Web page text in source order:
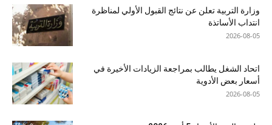
وزارة التربية تعلن عن نتائج القبول الأولي لمناظرة
انتداب الأساتذة
2026-08-05
اتحاد الشغل يطالب بمراجعة الزيادات الأخيرة في
أسعار بعض الأدوية
2026-08-05